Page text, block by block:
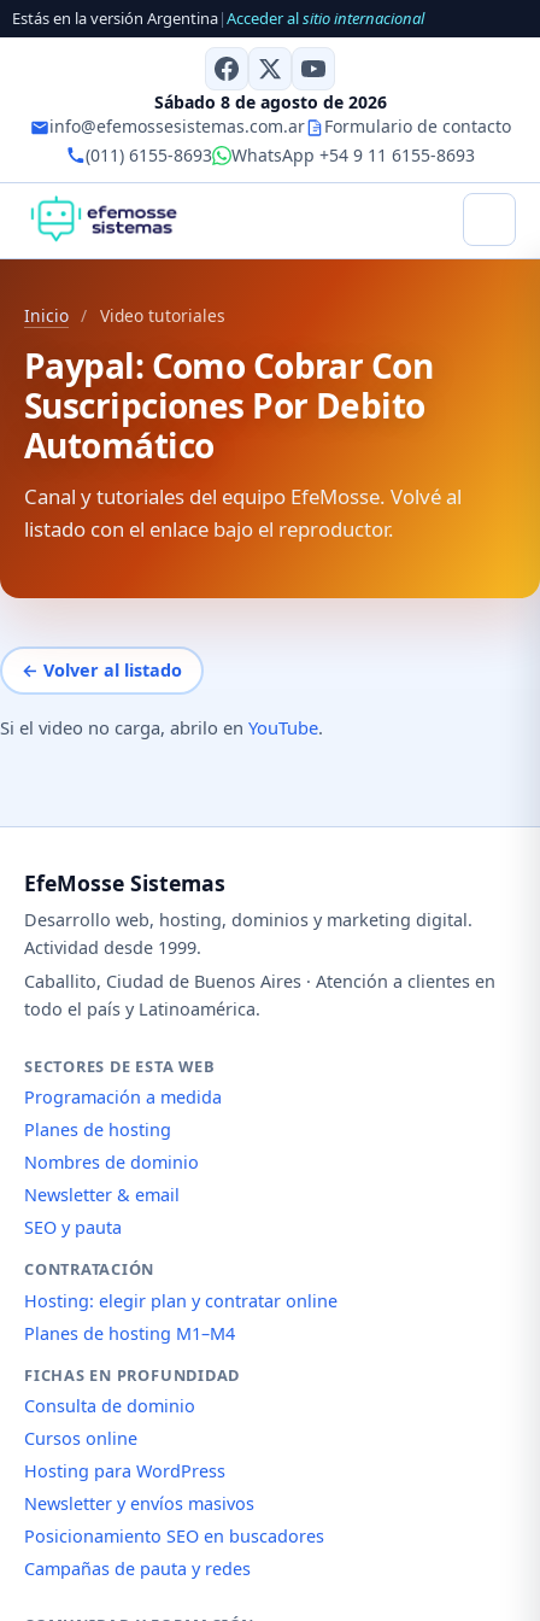
Estás en la versión Argentina|Acceder alsitio internacional
Sábado 8 de agosto de 2026
info@efemossesistemas.com.ar
Formulario de contacto
(011) 6155-8693
WhatsApp +54 9 11 6155-8693
Inicio / Video tutoriales
Paypal: Como Cobrar Con
Suscripciones Por Debito
Automático
Canal y tutoriales del equipo EfeMosse. Volvé al
listado con el enlace bajo el reproductor.
← Volver al listado
Si el video no carga, abrilo en YouTube.
EfeMosse Sistemas
Desarrollo web, hosting, dominios y marketing digital.
Actividad desde 1999.
Caballito, Ciudad de Buenos Aires · Atención a clientes en
todo el país y Latinoamérica.
SECTORES DE ESTA WEB
Programación a medida
Planes de hosting
Nombres de dominio
Newsletter & email
SEO y pauta
CONTRATACIÓN
Hosting: elegir plan y contratar online
Planes de hosting M1–M4
FICHAS EN PROFUNDIDAD
Consulta de dominio
Cursos online
Hosting para WordPress
Newsletter y envíos masivos
Posicionamiento SEO en buscadores
Campañas de pauta y redes